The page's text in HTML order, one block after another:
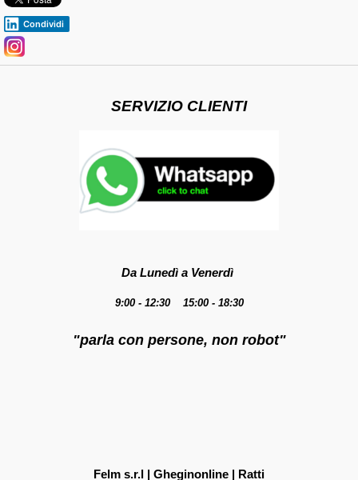
Condividi
SERVIZIO CLIENTI
Da Lunedì a Venerdì
9:00 - 12:30 15:00 - 18:30
"parla con persone, non robot"
Felm s.r.l | Gheginonline | Ratti